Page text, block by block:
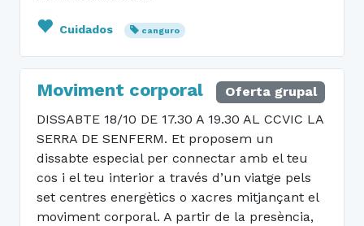
Cuidados canguro
Moviment corporal
Oferta grupal
DISSABTE 18/10 DE 17.30 A 19.30 AL CCVIC LA
SERRA DE SENFERM. Et proposem un
dissabte especial per connectar amb el teu
cos i el teu interior a través d’un viatge pels
set centres energètics o xacres mitjançant el
moviment corporal. A partir de la presència,